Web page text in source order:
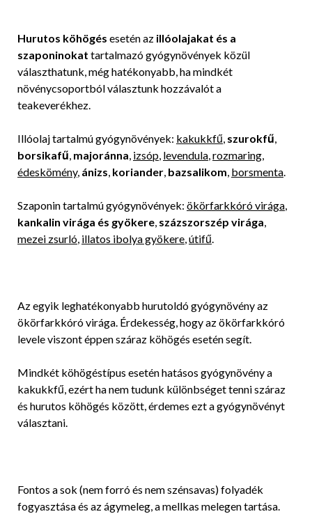
Hurutos köhögés esetén az illóolajakat és a
szaponinokat tartalmazó gyógynövények közül
választhatunk, még hatékonyabb, ha mindkét
növénycsoportból választunk hozzávalót a
teakeverékhez.
Illóolaj tartalmú gyógynövények: kakukkfű, szurokfű,
borsikafű, majoránna, izsóp, levendula,rozmaring,
édeskömény, ánizs, koriander, bazsalikom, borsmenta.
Szaponin tartalmú gyógynövények: ökörfarkkóró virága,
kankalin virága és gyökere, százszorszép virága,
mezei zsurló, illatos ibolya gyökere,útifű.
Az egyik leghatékonyabb hurutoldó gyógynövény az
ökörfarkkóró virága. Érdekesség, hogy az ökörfarkkóró
levele viszont éppen száraz köhögés esetén segít.
Mindkét köhögéstípus esetén hatásos gyógynövény a
kakukkfű, ezért ha nem tudunk különbséget tenni száraz
és hurutos köhögés között, érdemes ezt a gyógynövényt
választani.
Fontos a sok (nem forró és nem szénsavas) folyadék
fogyasztása és az ágymeleg, a mellkas melegen tartása.